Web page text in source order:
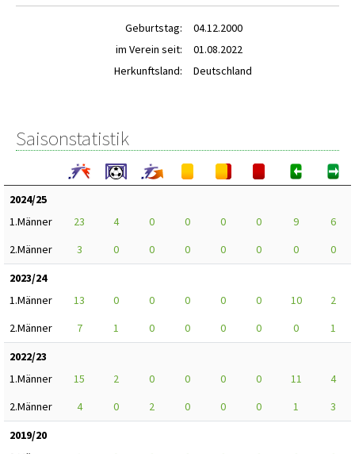
Geburtstag:
04.12.2000
im Verein seit:
01.08.2022
Herkunftsland:
Deutschland
Saisonstatistik
2024/25
1.Männer
23 4 0 0 0 0 9
6
2.Männer
3 0 0 0 0 0 0
0
2023/24
1.Männer
13 0 0 0 0 0 10
2
2.Männer
7 1 0 0 0 0 0
1
2022/23
1.Männer
15 2 0 0 0 0 11
4
2.Männer
4 0 2 0 0 0 1
3
2019/20